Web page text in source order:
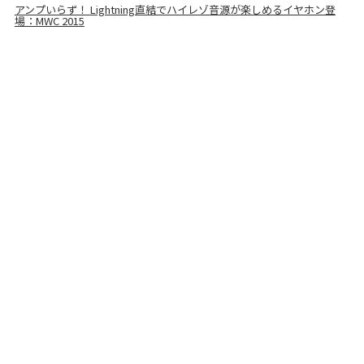
アンプいらず！ Lightning直結でハイレゾ音源が楽しめるイヤホン登
場：MWC 2015